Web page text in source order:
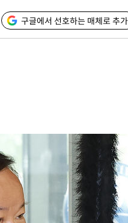
구글에서 선호하는 매체로 추가